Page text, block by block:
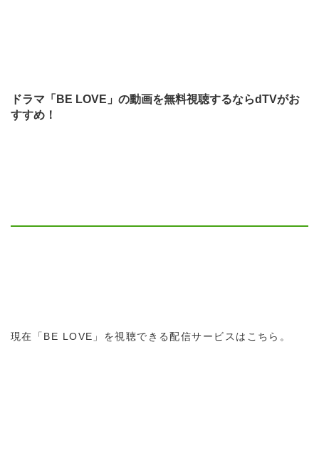
ドラマ「BE LOVE」の動画を無料視聴するならdTVがお
すすめ！
現在「BE LOVE」を視聴できる配信サービスはこちら。